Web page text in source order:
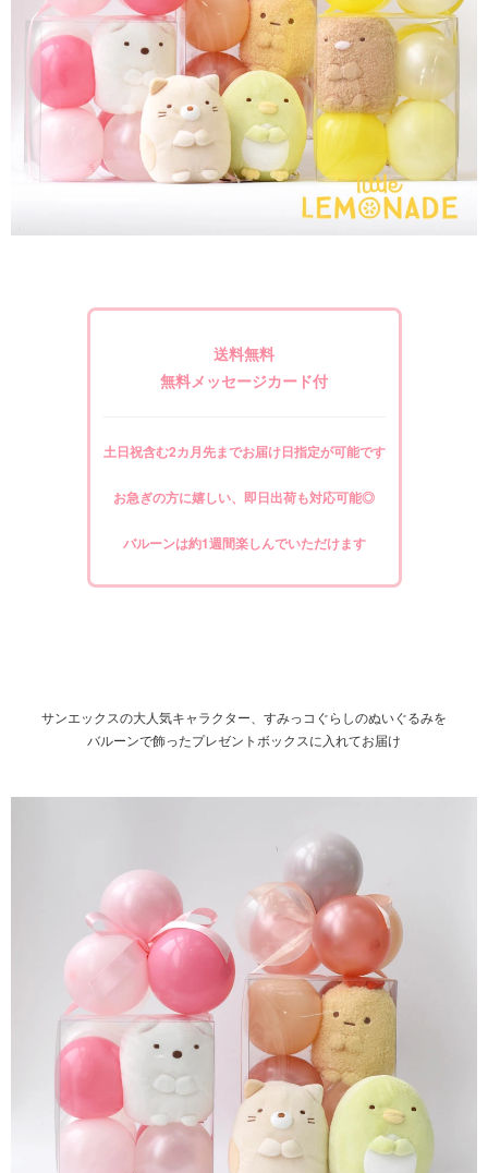
送料無料
無料メッセージカード付
土日祝含む2カ月先までお届け日指定が可能です
お急ぎの方に嬉しい、即日出荷も対応可能◎
バルーンは約1週間楽しんでいただけます
サンエックスの大人気キャラクター、すみっコぐらしのぬいぐるみを
バルーンで飾ったプレゼントボックスに入れてお届け